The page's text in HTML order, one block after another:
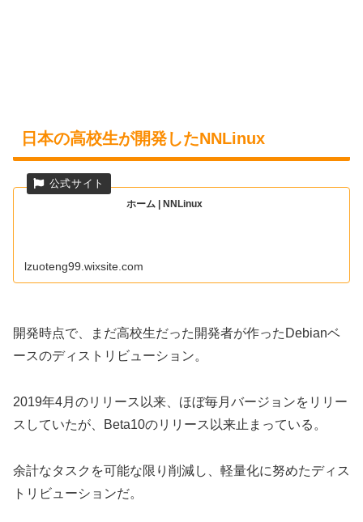
日本の高校生が開発したNNLinux
ホーム | NNLinux
lzuoteng99.wixsite.com
開発時点で、まだ高校生だった開発者が作ったDebianベ
ースのディストリビューション。
2019年4月のリリース以来、ほぼ毎月バージョンをリリー
スしていたが、Beta10のリリース以来止まっている。
余計なタスクを可能な限り削減し、軽量化に努めたディス
トリビューションだ。